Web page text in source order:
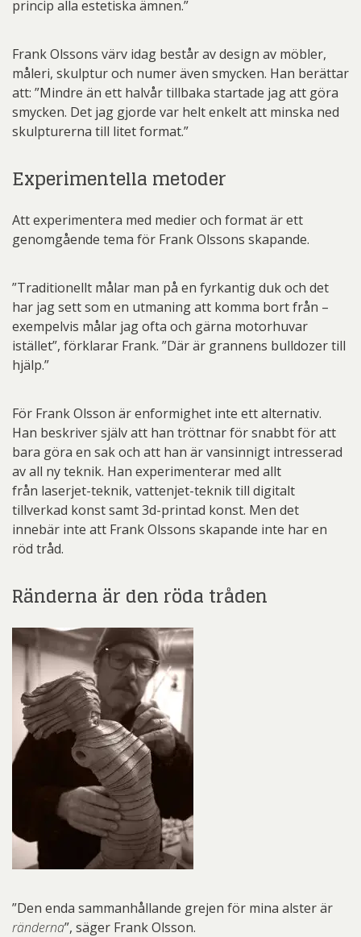
princip alla estetiska ämnen.”
Frank Olssons värv idag består av design av möbler,
måleri, skulptur och numer även smycken. Han berättar
att: ”Mindre än ett halvår tillbaka startade jag att göra
smycken. Det jag gjorde var helt enkelt att minska ned
skulpturerna till litet format.”
Experimentella metoder
Att experimentera med medier och format är ett
genomgående tema för Frank Olssons skapande.
”Traditionellt målar man på en fyrkantig duk och det
har jag sett som en utmaning att komma bort från –
exempelvis målar jag ofta och gärna motorhuvar
istället”, förklarar Frank. ”Där är grannens bulldozer till
hjälp.”
För Frank Olsson är enformighet inte ett alternativ.
Han beskriver själv att han tröttnar för snabbt för att
bara göra en sak och att han är vansinnigt intresserad
av all ny teknik. Han experimenterar med allt
från laserjet-teknik, vattenjet-teknik till digitalt
tillverkad konst samt 3d-printad konst. Men det
innebär inte att Frank Olssons skapande inte har en
röd tråd.
Ränderna är den röda tråden
”Den enda sammanhållande grejen för mina alster är
ränderna”, säger Frank Olsson.